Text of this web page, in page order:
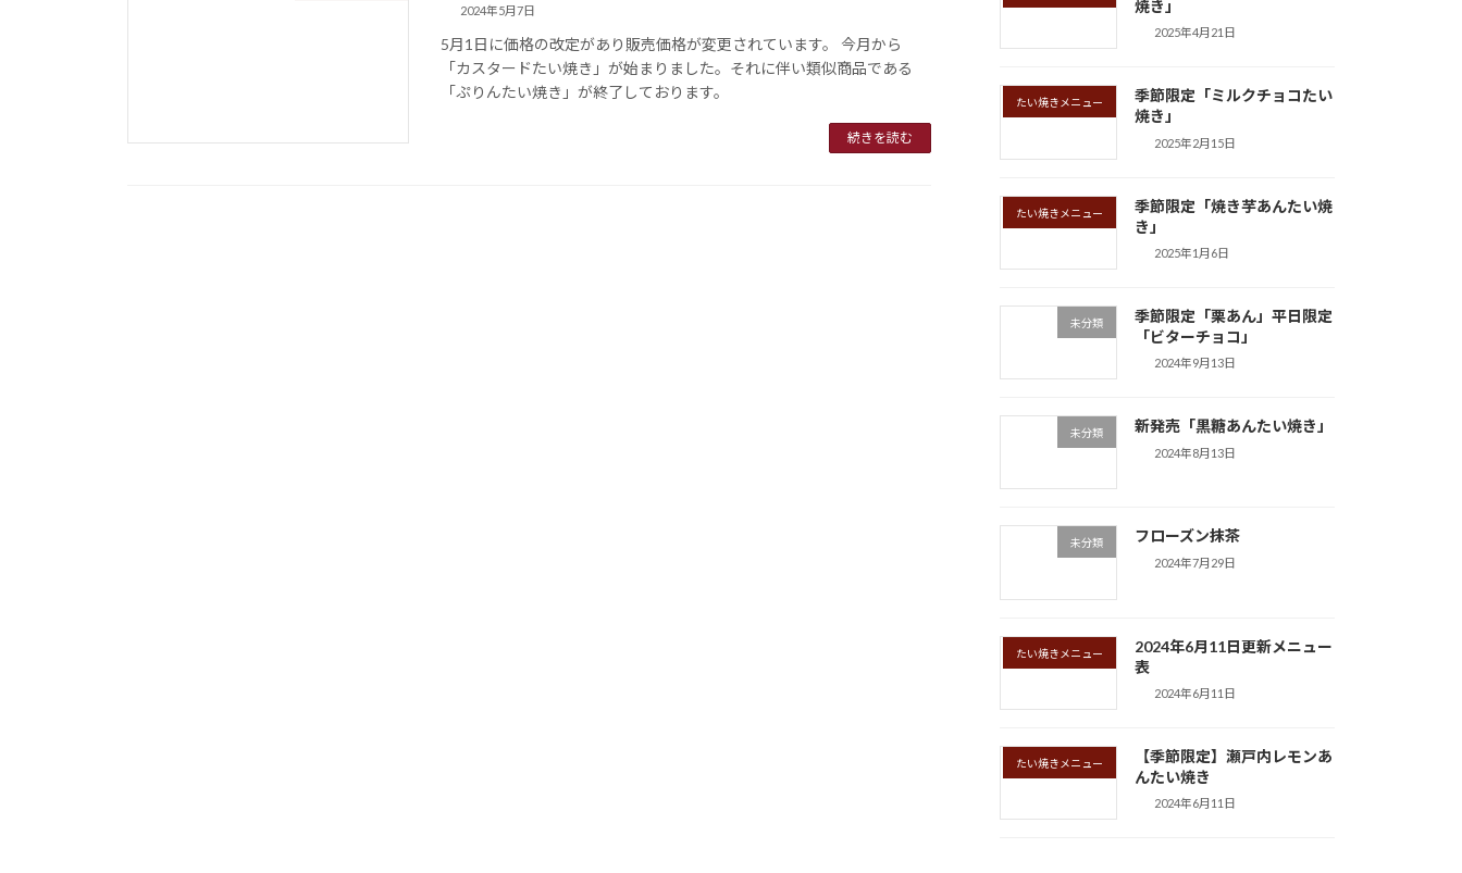
2024年5月7日
5月1日に価格の改定があり販売価格が変更されています。 今月から
「カスタードたい焼き」が始まりました。それに伴い類似商品である
「ぷりんたい焼き」が終了しております。
続きを読む
焼き」
2025年4月21日
たい焼きメニュー
季節限定「ミルクチョコたい
焼き」
2025年2月15日
たい焼きメニュー
季節限定「焼き芋あんたい焼
き」
2025年1月6日
未分類
季節限定「栗あん」平日限定
「ビターチョコ」
2024年9月13日
未分類 新発売「黒糖あんたい焼き」
2024年8月13日
未分類 フローズン抹茶
2024年7月29日
たい焼きメニュー
2024年6月11日更新メニュー
表
2024年6月11日
たい焼きメニュー
【季節限定】瀬戸内レモンあ
んたい焼き
2024年6月11日